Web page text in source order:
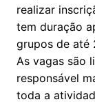
realizar
tem duração
grupos de até
As vagas são
responsável
toda a